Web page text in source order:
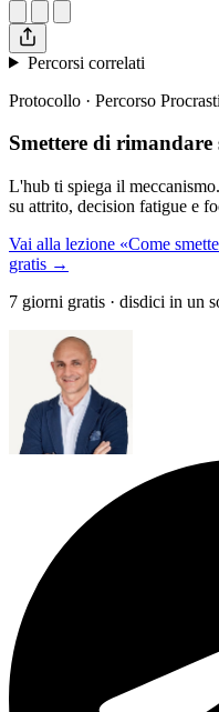
Percorsi correlati
Protocollo · Percorso
Smettere di
L'hub ti spiega il
su attrito, decision fatigue e
Vai alla lezione «Come
gratis →
7 giorni gratis · disdici in un